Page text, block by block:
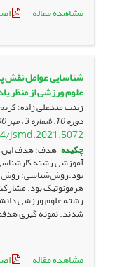
مشاهده مقاله
شناسایی عوامل نقش
علوم ورزشی از منظر
زینب مندعلی زاده؛
دوره 10، شماره 3 ، مهر 1400، صفحه
jsmd.2021.5072
چکیده هدف: هدف این
آموزشی رشته­
بود.روش‌شناسی: روش
هرمونوتیک بود.
شدند. نمونه ­گیری
مشاهده مقاله